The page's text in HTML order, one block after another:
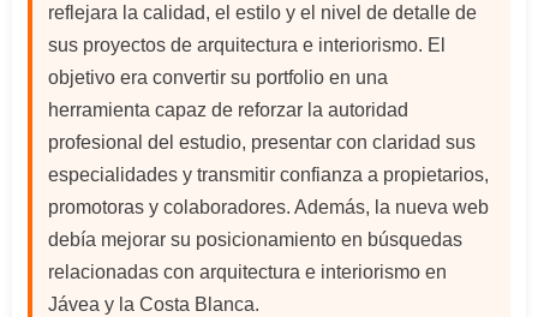
reflejara la calidad, el estilo y el nivel de detalle de
sus proyectos de arquitectura e interiorismo. El
objetivo era convertir su portfolio en una
herramienta capaz de reforzar la autoridad
profesional del estudio, presentar con claridad sus
especialidades y transmitir confianza a propietarios,
promotoras y colaboradores. Además, la nueva web
debía mejorar su posicionamiento en búsquedas
relacionadas con arquitectura e interiorismo en
Jávea y la Costa Blanca.